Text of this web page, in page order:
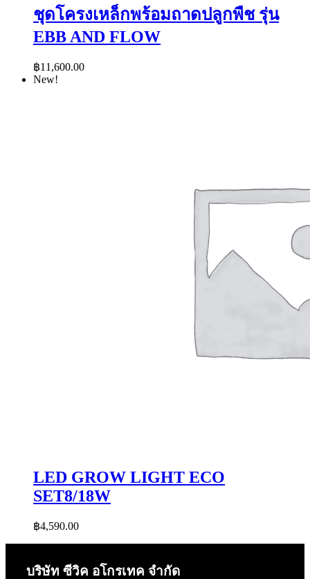
ชุดโครงเหล็กพร้อมถาดปลูกพืช รุ่น
EBB AND FLOW
฿11,600.00
New!
LED GROW LIGHT ECO
SET8/18W
฿4,590.00
บริษัท ซีวิค อโกรเทค จำกัด